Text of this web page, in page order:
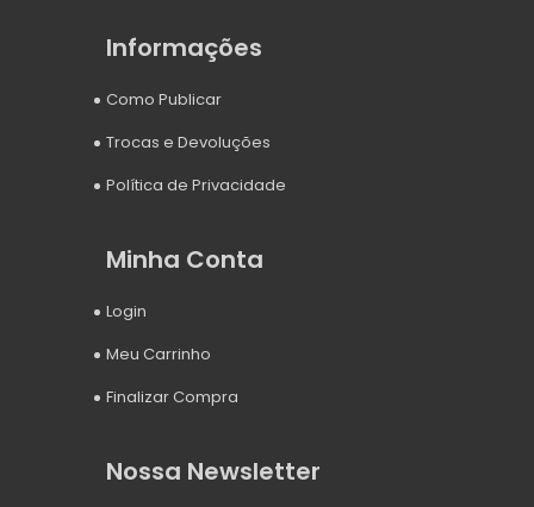
Informações
Como Publicar
Trocas e Devoluções
Política de Privacidade
Minha Conta
Login
Meu Carrinho
Finalizar Compra
Nossa Newsletter